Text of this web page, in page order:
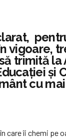
vigoare,
trimită la
şi
cu
care îi chemi pe